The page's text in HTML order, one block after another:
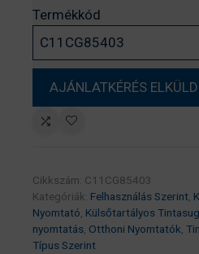
Termékkód
Cikkszám: C11CG85403
Kategóriák: Felhasználás Szerint,
Nyomtató, Külsőtartályos
nyomtatás, Otthoni Nyomtatók,
Típus Szerint